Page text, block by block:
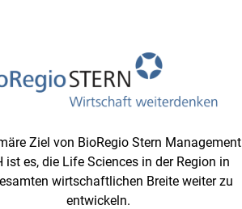
Ziel von BioRegio Stern Management
ist es, die Life Sciences in der Region in
wirtschaftlichen Breite weiter zu
entwickeln.